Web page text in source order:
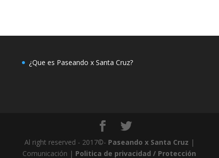
¿Que es Paseando x Santa Cruz?
Al right reserved - 2017©- Paseando x Santa Cruz |
Comunicación | Politica de privacidad / Protección